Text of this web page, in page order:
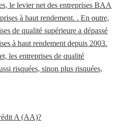
le levier net des entreprises BAA
à haut rendement. . En outre,
de qualité supérieure a dépassé
à haut rendement depuis 2003.
les entreprises de qualité
risquées, sinon plus risquées,